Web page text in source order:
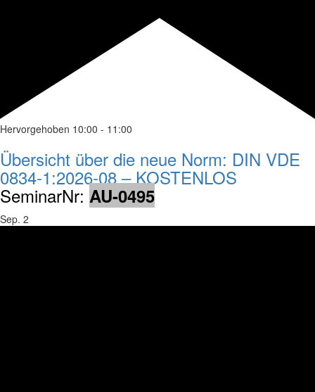
Hervorgehoben 10:00 - 11:00
Übersicht über die neue Norm: DIN VDE
0834-1:2026-08 – KOSTENLOS
SeminarNr: AU-0495
Sep. 2